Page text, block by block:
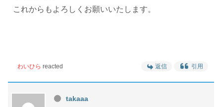
これからもよろしくお願いいたします。
わいひら reacted 返信 引用
takaaa